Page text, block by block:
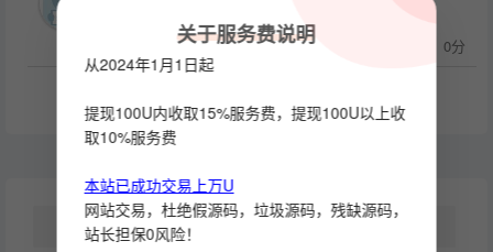
回复(0) 支持(0) 评分：0分
所有
关于服务费说明
从2024年1月1日起
提现100U内收取15%服务费，提现100U以上收
取10%服务费
本站已成功交易上万U
网站交易，杜绝假源码，垃圾源码，残缺源码，
站长担保0风险！